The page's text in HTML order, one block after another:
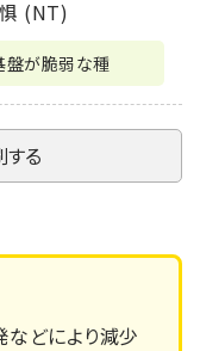
(NT)
盤が脆弱な種
る
などにより減少